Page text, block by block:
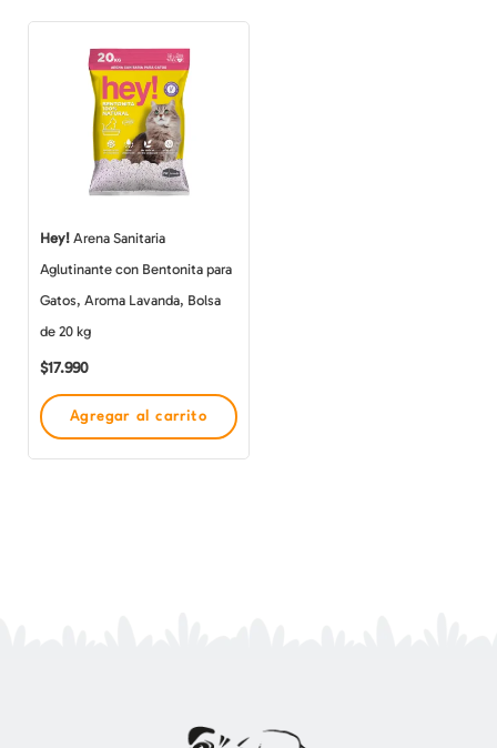
Hey! Arena Sanitaria
Aglutinante con Bentonita para
Gatos, Aroma Lavanda, Bolsa
de 20 kg
$17.990
Agregar al carrito